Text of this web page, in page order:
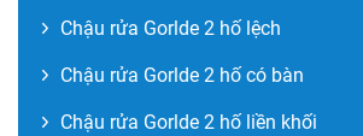
Chậu rửa Gorlde 2 hố lệch
Chậu rửa Gorlde 2 hố có bàn
Chậu rửa Gorlde 2 hố liền khối